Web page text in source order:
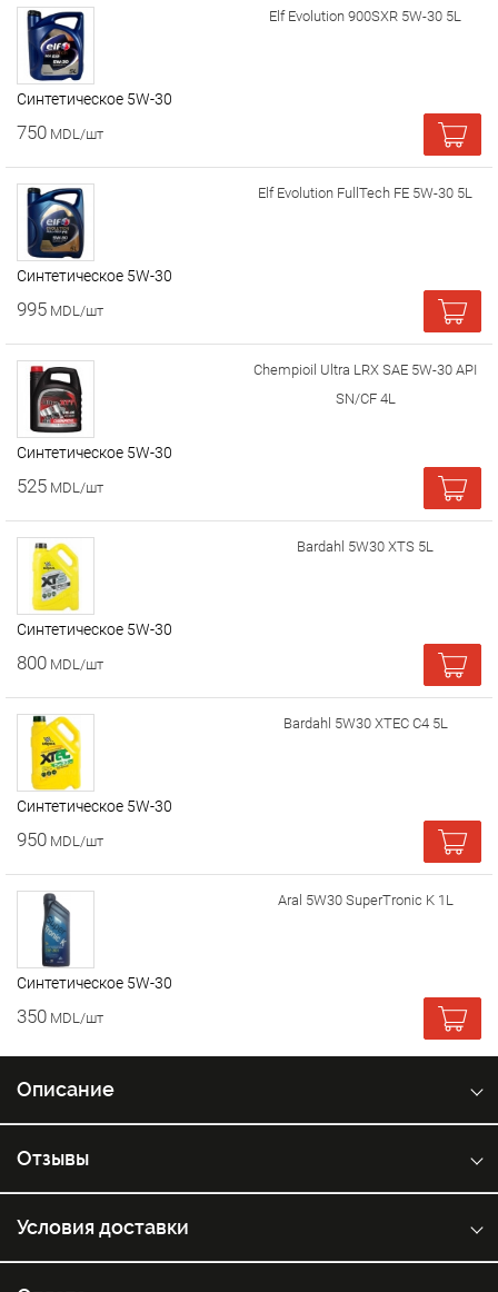
Elf Evolution 900SXR 5W-30 5L
Cинтетическое 5W-30
750 MDL/шт
Elf Evolution FullTech FE 5W-30 5L
Cинтетическое 5W-30
995 MDL/шт
Chempioil Ultra LRX SAE 5W-30 API
SN/CF 4L
Cинтетическое 5W-30
525 MDL/шт
Bardahl 5W30 XTS 5L
Cинтетическое 5W-30
800 MDL/шт
Bardahl 5W30 XTEC C4 5L
Cинтетическое 5W-30
950 MDL/шт
Aral 5W30 SuperTronic K 1L
Cинтетическое 5W-30
350 MDL/шт
Описание
Отзывы
Условия доставки